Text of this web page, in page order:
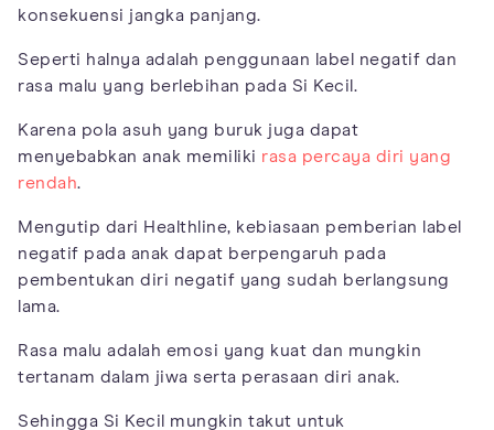
konsekuensi jangka panjang.
Seperti halnya adalah penggunaan label negatif dan
rasa malu yang berlebihan pada Si Kecil.
Karena pola asuh yang buruk juga dapat
menyebabkan anak memiliki rasa percaya diri yang
rendah.
Mengutip dari Healthline, kebiasaan pemberian label
negatif pada anak dapat berpengaruh pada
pembentukan diri negatif yang sudah berlangsung
lama.
Rasa malu adalah emosi yang kuat dan mungkin
tertanam dalam jiwa serta perasaan diri anak.
Sehingga Si Kecil mungkin takut untuk